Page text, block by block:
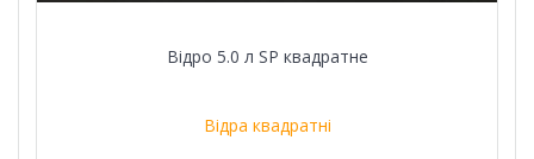
Відро 5.0 л SР квадратне
Відра квадратні